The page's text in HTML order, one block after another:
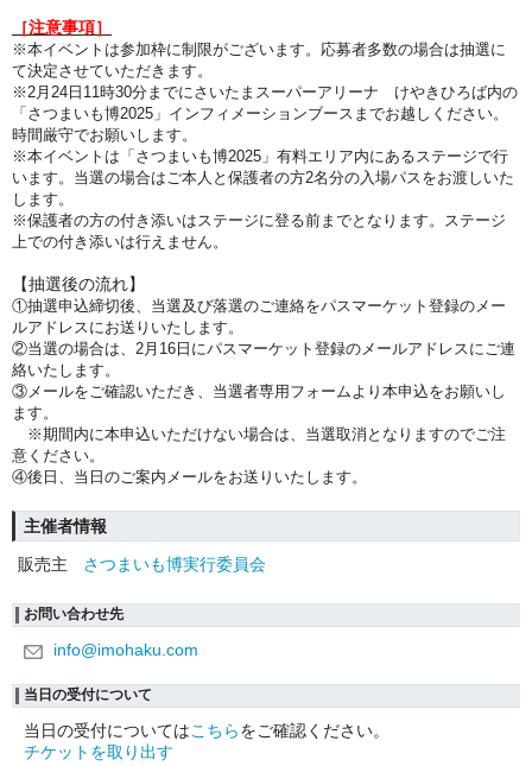
［注意事項］
※本イベントは参加枠に制限がございます。応募者多数の場合は抽選に
て決定させていただきます。
※2月24日11時30分までにさいたまスーパーアリーナ けやきひろば内の
「さつまいも博2025」インフィメーションブースまでお越しください。
時間厳守でお願いします。
※本イベントは「さつまいも博2025」有料エリア内にあるステージで行
います。当選の場合はご本人と保護者の方2名分の入場パスをお渡しいた
します。
※保護者の方の付き添いはステージに登る前までとなります。ステージ
上での付き添いは行えません。
【抽選後の流れ】
①抽選申込締切後、当選及び落選のご連絡をパスマーケット登録のメー
ルアドレスにお送りいたします。
②当選の場合は、2月16日にパスマーケット登録のメールアドレスにご連
絡いたします。
③メールをご確認いただき、当選者専用フォームより本申込をお願いし
ます。
※期間内に本申込いただけない場合は、当選取消となりますのでご注
意ください。
④後日、当日のご案内メールをお送りいたします。
主催者情報
販売主
さつまいも博実行委員会
お問い合わせ先
info@imohaku.com
当日の受付について
当日の受付についてはこちらをご確認ください。
チケットを取り出す